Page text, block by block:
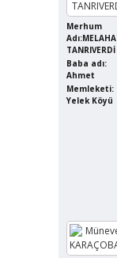
Merhum
TANRIVERDİ
Baba adı:
Ahmet
Memleketi:
Yelek Köyü